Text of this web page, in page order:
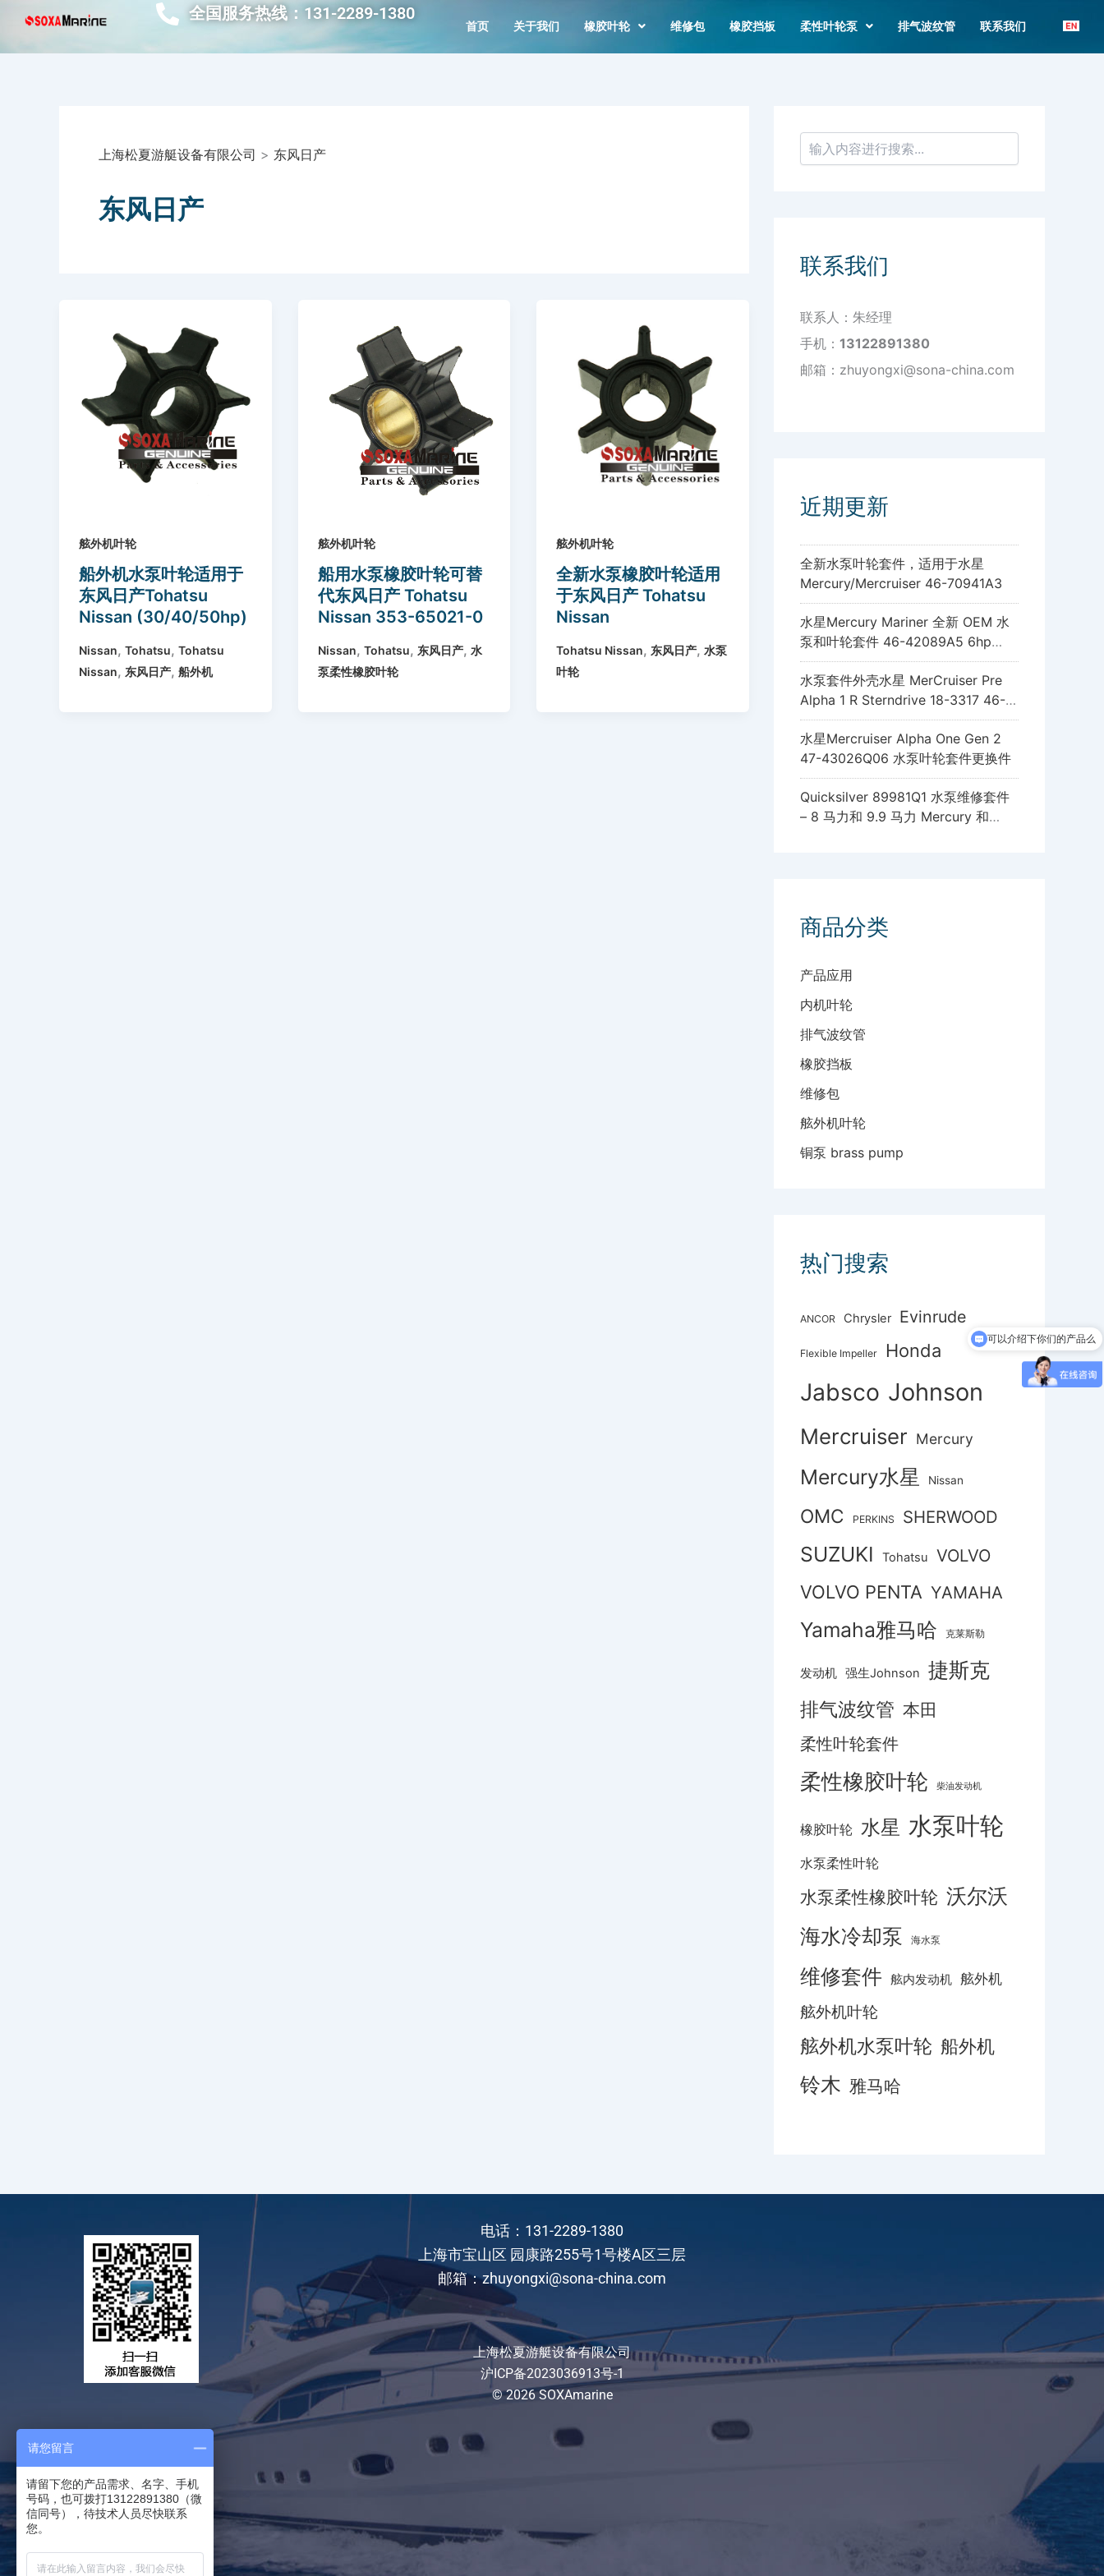
内
全国服务热线：131-2289-1380
首页 关于我们 橡胶叶轮 维修包 橡胶挡板 柔性叶轮泵 排气波纹管 联系我们
上海松夏游艇设备有限公司 > 东风日产
东风日产
舷外机叶轮
船外机水泵叶轮适用于
东风日产Tohatsu
Nissan (30/40/50hp)
8922
Nissan, Tohatsu, Tohatsu
Nissan, 东风日产, 船外机
舷外机叶轮
船用水泵橡胶叶轮可替
代东风日产 Tohatsu
Nissan 353-65021-0
45404
Nissan, Tohatsu, 东风日产, 水
泵柔性橡胶叶轮
舷外机叶轮
全新水泵橡胶叶轮适用
于东风日产 Tohatsu
Nissan
65021-1 18-3098
Tohatsu Nissan,东风日产,水泵
叶轮
索
联系我们
联系人：朱经理
手机： 13122891380
邮箱：zhuyongxi@sona-china.com
近期更新
全新水泵叶轮套件，适用于水星
Mercury/Mercruiser 46-70941A3
水星Mercury Mariner 全新 OEM 水
泵和叶轮套件 46-42089A5 6hp
8hp 9.9hp 15hp
水泵套件外壳水星 MerCruiser Pre
Alpha 1 R Sterndrive 18-3317 46-
96148A8
水星Mercruiser Alpha One Gen 2
47-43026Q06 水泵叶轮套件更换件
Quicksilver 89981Q1 水泵维修套件
– 8 马力和 9.9 马力 Mercury 和
商品分类
产品应用
内机叶轮
排气波纹管
橡胶挡板
维修包
舷外机叶轮
铜泵 brass pump
热门搜索
ANCOR Chrysler Evinrude
Flexible Impeller Honda
Jabsco Johnson
Mercruiser Mercury
Mercury水星 Nissan
OMC PERKINS SHERWOOD
SUZUKI Tohatsu VOLVO
VOLVO PENTA YAMAHA
Yamaha雅马哈 克莱斯勒
发动机 强生Johnson 捷斯克
排气波纹管 本田
柔性叶轮套件
柔性橡胶叶轮 柴油发动机
橡胶叶轮 水星 水泵叶轮
水泵柔性叶轮
水泵柔性橡胶叶轮 沃尔沃
海水冷却泵
海水泵
维修套件 舷内发动机 舷外机
舷外机叶轮
舷外机水泵叶轮 船外机
铃木 雅马哈
电话：131-2289-1380
上海市宝山区 园康路255号1号楼A区三层
邮箱：zhuyongxi@sona-china.com
上海松夏游艇设备有限公司
沪ICP备2023036913号-1
© 2026 SOXAmarine
可以介绍下你们的产品么
请您留言
请留下您的产品需求、名字、手机
号码，也可拨打13122891380（微
信同号），待技术人员尽快联系
您。